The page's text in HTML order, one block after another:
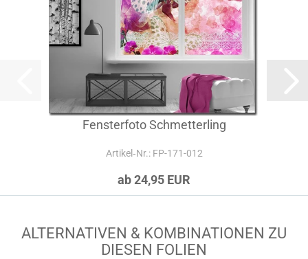
Fensterfoto Schmetterling
Artikel‑Nr.: FP-171-012
ab 24,95 EUR
ALTERNATIVEN & KOMBINATIONEN ZU
DIESEN FOLIEN